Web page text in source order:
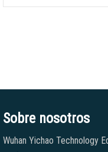
Sobre nosotros
Wuhan Yichao Technology